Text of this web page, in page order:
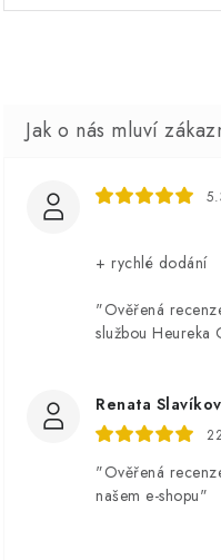
+ rychlé dodání
"Ověřená
službou Heureka
Renata
"Ověřená
našem e-shopu"